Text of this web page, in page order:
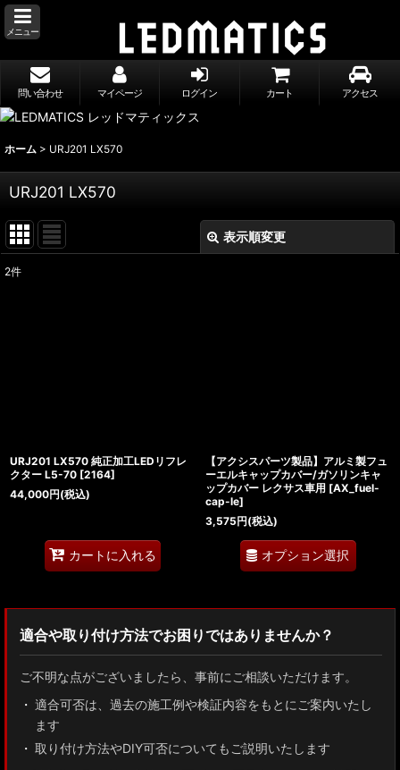
メニュー
問い合わせ マイページ ログイン カート アクセス
ホーム > URJ201 LX570
URJ201 LX570
表示順変更
2件
URJ201 LX570 純正加工LEDリフレ
クター L5-70 [2164]
44,000円(税込)
カートに入れる
【アクシスパーツ製品】アルミ製フュ
ーエルキャップカバー/ガソリンキャ
ップカバー レクサス車用 [AX_fuel-
cap-le]
3,575円(税込)
オプション選択
適合や取り付け方法でお困りではありませんか？
ご不明な点がございましたら、事前にご相談いただけます。
適合可否は、過去の施工例や検証内容をもとにご案内いたし
ます
取り付け方法やDIY可否についてもご説明いたします